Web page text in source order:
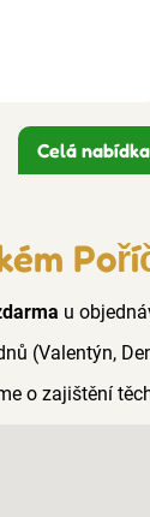
Celá
u
(Valentýn,
o zajištění